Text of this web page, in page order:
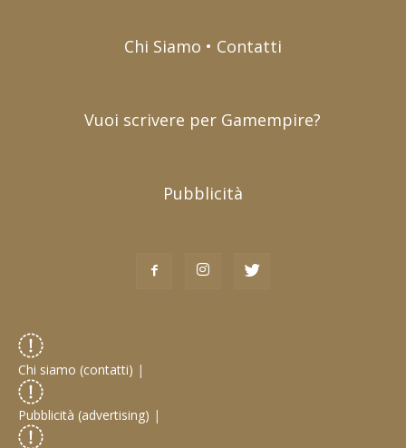
Chi Siamo • Contatti
Vuoi scrivere per Gamempire?
Pubblicità
Chi siamo (contatti) |
Pubblicità (advertising) |